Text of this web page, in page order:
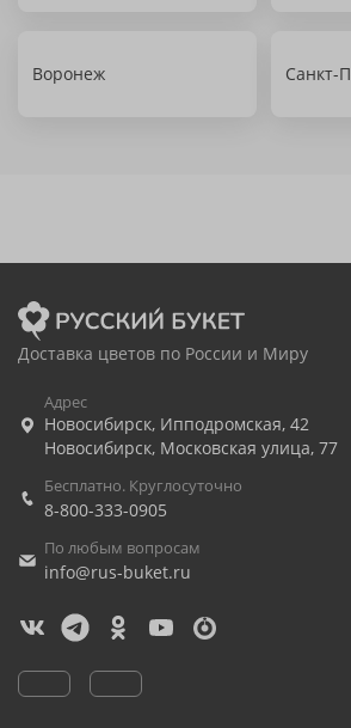
Воронеж Санкт-
Доставка цветов по России и Миру
Адрес
Новосибирск, Ипподромская, 42
Новосибирск, Московская улица, 77
Бесплатно. Круглосуточно
8-800-333-0905
По любым вопросам
info@rus-buket.ru